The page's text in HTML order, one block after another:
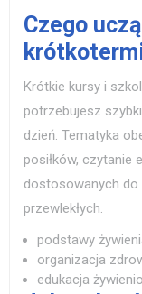
Czego
Krótkie kursy i
potrzebujesz
dzień. Tematyka
posiłków, czytanie
dostosowanych do
przewlekłych.
podstawy
organizacja
edukacja